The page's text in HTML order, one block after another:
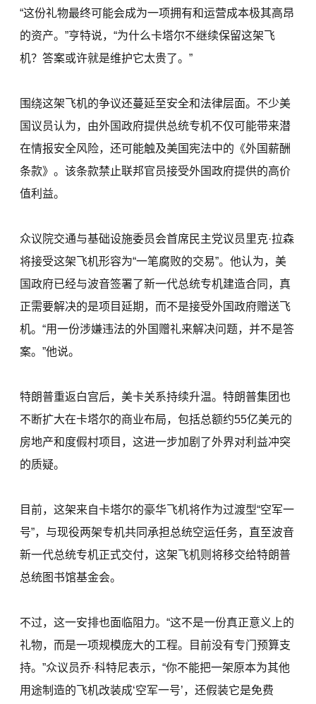
“这份礼物最终可能会成为一项拥有和运营成本极其高昂
的资产。”亨特说，“为什么卡塔尔不继续保留这架飞
机？答案或许就是维护它太贵了。”
围绕这架飞机的争议还蔓延至安全和法律层面。不少美
国议员认为，由外国政府提供总统专机不仅可能带来潜
在情报安全风险，还可能触及美国宪法中的《外国薪酬
条款》。该条款禁止联邦官员接受外国政府提供的高价
值利益。
众议院交通与基础设施委员会首席民主党议员里克·拉森
将接受这架飞机形容为“一笔腐败的交易”。他认为，美
国政府已经与波音签署了新一代总统专机建造合同，真
正需要解决的是项目延期，而不是接受外国政府赠送飞
机。“用一份涉嫌违法的外国赠礼来解决问题，并不是答
案。”他说。
特朗普重返白宫后，美卡关系持续升温。特朗普集团也
不断扩大在卡塔尔的商业布局，包括总额约55亿美元的
房地产和度假村项目，这进一步加剧了外界对利益冲突
的质疑。
目前，这架来自卡塔尔的豪华飞机将作为过渡型“空军一
号”，与现役两架专机共同承担总统空运任务，直至波音
新一代总统专机正式交付，这架飞机则将移交给特朗普
总统图书馆基金会。
不过，这一安排也面临阻力。“这不是一份真正意义上的
礼物，而是一项规模庞大的工程。目前没有专门预算支
持。”众议员乔·科特尼表示，“你不能把一架原本为其他
用途制造的飞机改装成‘空军一号’，还假装它是免费